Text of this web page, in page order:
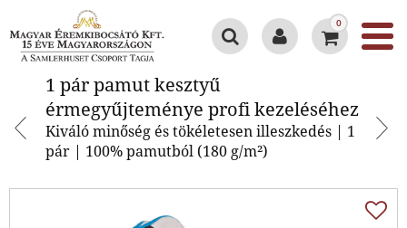
0
1 pár pamut kesztyű
érmegyűjteménye profi kezeléséhez
Kiváló minőség és tökéletesen illeszkedés | 1
pár | 100% pamutból (180 g/m²)
1 pár pamut kesztyű
érmegyűjteménye profi
kezeléséhez